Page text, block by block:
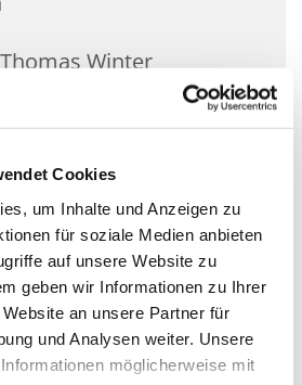
Cookies
um Inhalte und Anzeigen zu
für soziale Medien anbieten
auf unsere Website zu
geben wir Informationen zu Ihrer
an unsere Partner für
und Analysen weiter. Unsere
möglicherweise mit
Winter
auf Sopran-, Alt-, Tenor-
bis vierstimmige
allen Jahrhunderten. Das
besondere Festgottesdienste
Ostern oder auch
mit festlicher
und -spieler,